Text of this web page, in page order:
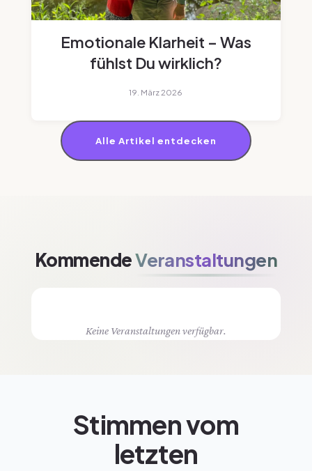
Emotionale Klarheit – Was
fühlst Du wirklich?
19. März 2026
Alle Artikel entdecken
KommendeVeranstaltungen
Keine Veranstaltungen verfügbar.
Stimmen vom
letzten